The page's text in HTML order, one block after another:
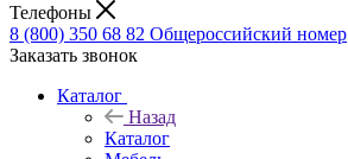
Телефоны
8 (800) 350 68 82 Общероссийский номер
Заказать звонок
Каталог
Назад
Каталог